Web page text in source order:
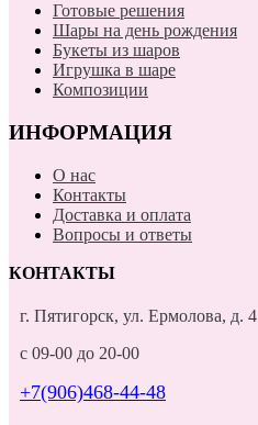
Готовые решения
Шары на день рождения
Букеты из шаров
Игрушка в шаре
Композиции
ИНФОРМАЦИЯ
О нас
Контакты
Доставка и оплата
Вопросы и ответы
КОНТАКТЫ
г. Пятигорск, ул. Ермолова, д. 4
с 09-00 до 20-00
+7(906)468-44-48